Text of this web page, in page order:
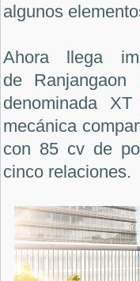
algunos
Ahora llega
de
denominada
mecánica
con 85 cv de
cinco relaciones.